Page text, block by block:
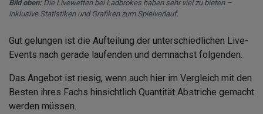
Bild oben:Die Livewetten bei Ladbrokes haben sehr viel zu bieten –
inklusive Statistiken und Grafiken zum Spielverlauf.
Gut gelungen ist die Aufteilung der unterschiedlichen Live-
Events nach gerade laufenden und demnächst folgenden.
Das Angebot ist riesig, wenn auch hier im Vergleich mit den
Besten ihres Fachs hinsichtlich Quantität Abstriche gemacht
werden müssen.